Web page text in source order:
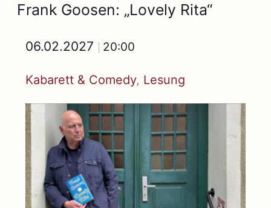
Frank Goosen: „Lovely Rita“
06.02.2027 20:00
Kabarett & Comedy, Lesung